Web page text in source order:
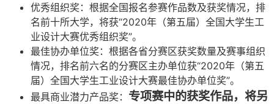
优秀组织奖：根据全国报名参赛作品数及获奖情况，排
名前十所大学，将获“2020年（第五届）全国大学生工
业设计大赛优秀组织奖”。
最佳协办单位奖：根据各省分赛区获奖数量及赛事组织
情况，排名前六名的分赛区主办单位获“2020年（第五
届）全国大学生工业设计大赛最佳协办单位奖”。
最具商业潜力产品奖： 专项赛中的获奖作品，将另